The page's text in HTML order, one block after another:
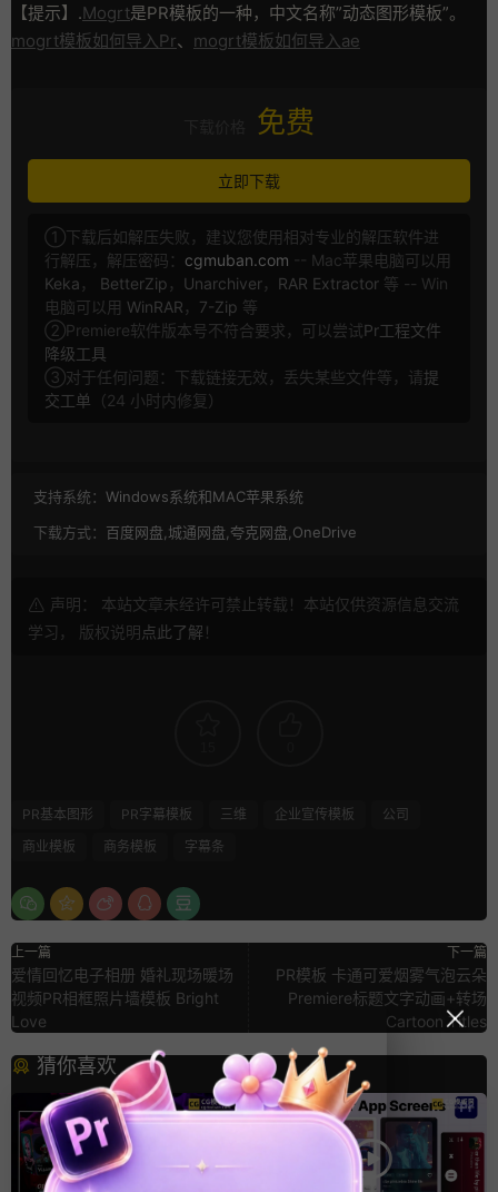
【提示】.Mogrt是PR模板的一种，中文名称”动态图形模板”。
mogrt模板如何导入Pr、 mogrt模板如何导入ae
免费
立即下载
①下载后如解压失败，建议您使用相对专业的解压软件进
行解压，解压密码： cgmuban.com -- Mac苹果电脑可以用
Keka ， BetterZip ， Unarchiver， RAR Extractor 等 -- Win
电脑可以用 WinRAR ， 7-Zip 等
②Premiere软件版本号不符合要求，可以尝试Pr工程文件
降级工具
③对于任何问题：下载链接无效，丢失某些文件等，请提
交工单 （24 小时内修复）
支持系统： Windows系统和MAC苹果系统
下载方式： 百度网盘,城通网盘,夸克网盘,OneDrive
声明： 本站文章未经许可禁止转载！本站仅供资源信息交流
学习， 版权说明点此了解 ！
PR基本图形 PR字幕模板 三维 企业宣传模板
公司
商业模板
商务模板 字幕条
上一篇
爱情回忆电子相册 婚礼现场暖场
视频PR相框照片墙模板 Bright
Love
下一篇
PR模板 卡通可爱烟雾气泡云朵
Premiere标题文字动画+转场
Cartoon Titles
猜你喜欢